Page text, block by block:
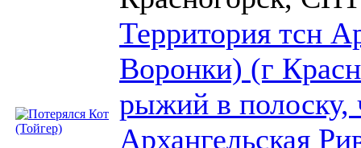
Территория тсн
Воронки) (г
рыжий в полоску,
Архангельская